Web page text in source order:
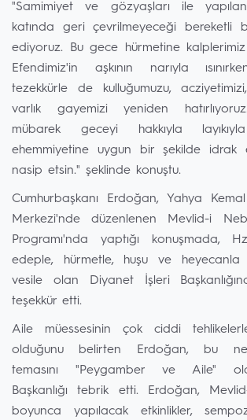
"Samimiyet ve gözyaşları ile
katında geri çevrilmeyeceği bereketli
ediyoruz. Bu gece hürmetine
Efendimiz'in aşkının narıyla
tezekkürle de kulluğumuzu,
varlık gayemizi yeniden
mübarek geceyi hakkıyla
ehemmiyetine uygun bir şekilde idrak
nasip etsin." şeklinde konuştu.
Cumhurbaşkanı Erdoğan, Yahya
Merkezi'nde düzenlenen Mevlid-i
Programı'nda yaptığı konuşmada,
edeple, hürmetle, huşu ve heyecanla
vesile olan Diyanet İşleri
teşekkür etti.
Aile müessesinin çok ciddi
olduğunu belirten Erdoğan, bu
temasını "Peygamber ve Aile"
Başkanlığı tebrik etti. Erdoğan,
boyunca yapılacak etkinlikler,